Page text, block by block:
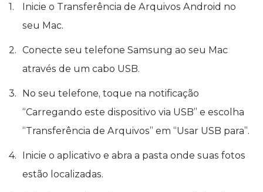
Inicie o Transferência de Arquivos Android no
seu Mac.
Conecte seu telefone Samsung ao seu Mac
através de um cabo USB.
No seu telefone, toque na notificação
“Carregando este dispositivo via USB” e escolha
“Transferência de Arquivos” em “Usar USB para”.
Inicie o aplicativo e abra a pasta onde suas fotos
estão localizadas.